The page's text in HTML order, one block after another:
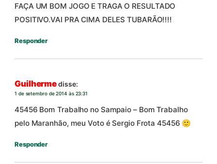
FAÇA UM BOM JOGO E TRAGA O RESULTADO
POSITIVO.VAI PRA CIMA DELES TUBARÃO!!!!
Responder
Guilhermedisse:
1 de setembro de 2014 às 23:31
45456 Bom Trabalho no Sampaio – Bom Trabalho
pelo Maranhão, meu Voto é Sergio Frota 45456 🙂
Responder